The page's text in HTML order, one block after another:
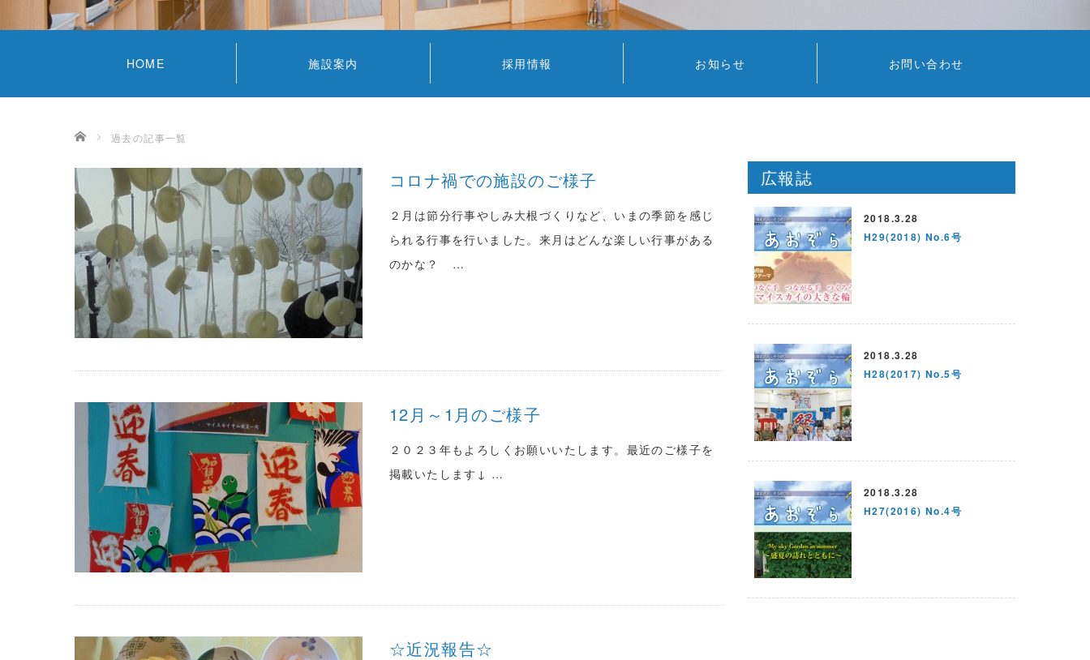
HOME 施設案内 採用情報 お知らせ お問い合わせ
ホーム 過去の記事一覧
コロナ禍での施設のご様子
２月は節分行事やしみ大根づくりなど、いまの季節を感じ
られる行事を行いました。来月はどんな楽しい行事がある
のかな？ …
12月～1月のご様子
２０２３年もよろしくお願いいたします。最近のご様子を
掲載いたします↓ …
☆近況報告☆
広報誌
2018.3.28
H29(2018) No.6号
2018.3.28
H28(2017) No.5号
2018.3.28
H27(2016) No.4号